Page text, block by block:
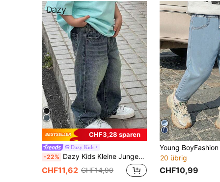
CHF3,28 sparen
Dazy Kids
-22% Dazy Kids Kleine Jungen Loose Fit Jeans mit Waschung, gerade Beinform
CHF11,62 CHF14,90
20 übrig
CHF10,99